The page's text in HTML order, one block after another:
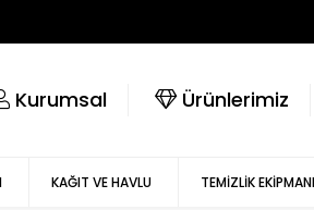
kurumsal ürünlerimiz
KAĞIT VE HAVLU TEMIZLIK